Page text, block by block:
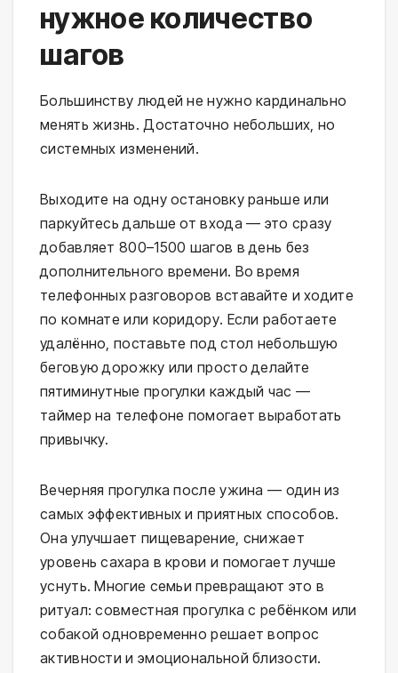
нужное количество
шагов
Большинству людей не нужно кардинально
менять жизнь. Достаточно небольших, но
системных изменений.
Выходите на одну остановку раньше или
паркуйтесь дальше от входа — это сразу
добавляет 800–1500 шагов в день без
дополнительного времени. Во время
телефонных разговоров вставайте и ходите
по комнате или коридору. Если работаете
удалённо, поставьте под стол небольшую
беговую дорожку или просто делайте
пятиминутные прогулки каждый час —
таймер на телефоне помогает выработать
привычку.
Вечерняя прогулка после ужина — один из
самых эффективных и приятных способов.
Она улучшает пищеварение, снижает
уровень сахара в крови и помогает лучше
уснуть. Многие семьи превращают это в
ритуал: совместная прогулка с ребёнком или
собакой одновременно решает вопрос
активности и эмоциональной близости.